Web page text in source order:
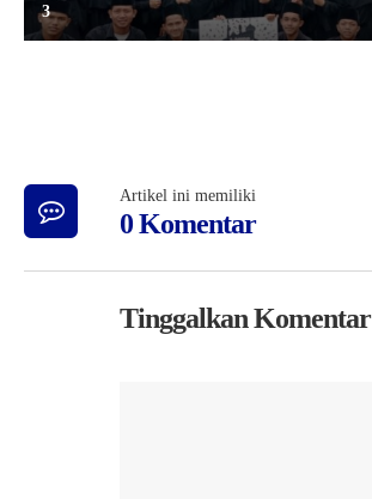
3
Artikel ini memiliki
0 Komentar
Tinggalkan Komentar